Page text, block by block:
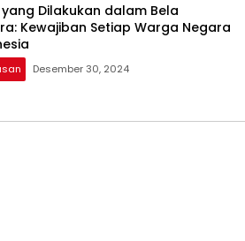
Dilakukan dalam Bela
Kewajiban Setiap Warga Negara
Desember 30, 2024